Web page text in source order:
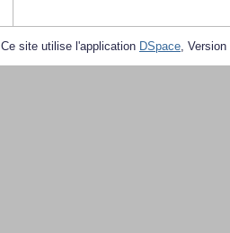
Ce site utilise l'application DSpace,